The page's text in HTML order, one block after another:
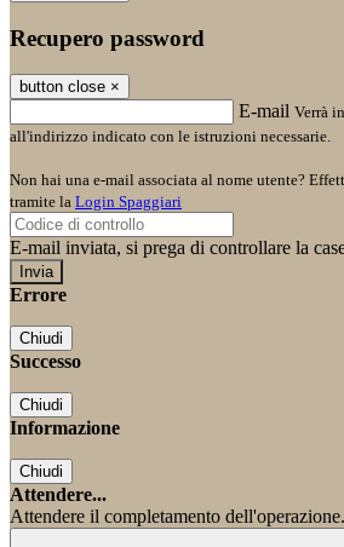
Recupero password
button close ×
E-mail Verrà
all'indirizzo indicato con le istruzioni necessarie.
Non hai una e-mail associata al nome utente?
tramite la Login Spaggiari
E-mail inviata, si prega di controllare la
Errore
Chiudi
Successo
Chiudi
Informazione
Chiudi
Attendere...
Attendere il completamento